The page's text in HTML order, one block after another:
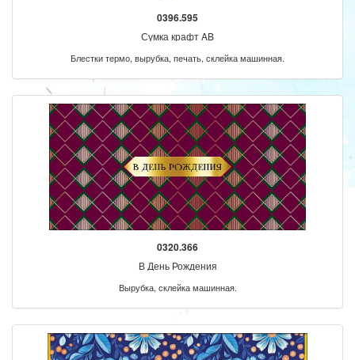
0396.595
Сумка крафт AB
Блестки термо, вырубка, печать, склейка машинная.
0320.366
В День Рождения
Вырубка, склейка машинная.